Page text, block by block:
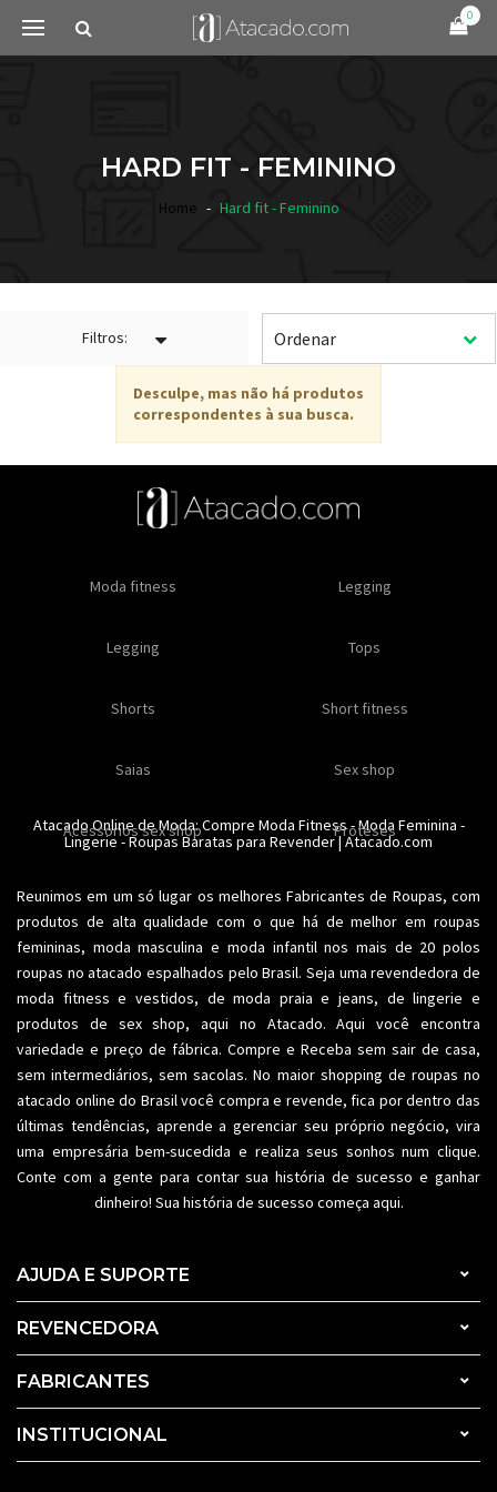
0
HARD FIT - FEMININO
Home Hard fit - Feminino
Filtros:
Desculpe, mas não há produtos
correspondentes à sua busca.
Especial natal Toda loja
Feminino Moda feminina
Moda feminina Moda íntima
Moda fitness Moda praia
Plus size Acessórios femininos
Masculino Moda masculino
Moda masculina Moda intima masculina
Acessórios masculinos Moda íntima
Calcinhas Soutiens
Conjuntos Modeladores
Moda fitness Legging
Legging Tops
Shorts Short fitness
Saias Sex shop
Acessorios sex shop Proteses
Oleos e cremes Comestiveis
Kits Lançamentos
Ofertas Roupas para revender
Atacado Online de Moda: Compre Moda Fitness-Moda Feminina -
Lingerie-Roupas Baratas para Revender| Atacado.com
Reunimos em um só lugar os melhoresFabricantes de Roupas, com
produtos de alta qualidade com o que há de melhor em roupas
femininas, moda masculina e moda infantil nos mais de 20 polos
roupas no atacado espalhados pelo Brasil. Seja uma revendedora de
moda fitness e vestidos, de moda praia e jeans, de lingerie e
produtos de sex shop, aqui no Atacado. Aqui você encontra
variedade e preço de fábrica. Compre e Receba sem sair de casa,
sem intermediários, sem sacolas. No maior shopping de roupas no
atacado online do Brasil você compra e revende, fica por dentro das
últimas tendências, aprende a gerenciar seu próprio negócio, vira
uma empresária bem-sucedida e realiza seus sonhos num clique.
Conte com a gente para contar sua história de sucesso e ganhar
dinheiro! Sua história de sucesso começa aqui.
AJUDA E SUPORTE
REVENCEDORA
FABRICANTES
INSTITUCIONAL